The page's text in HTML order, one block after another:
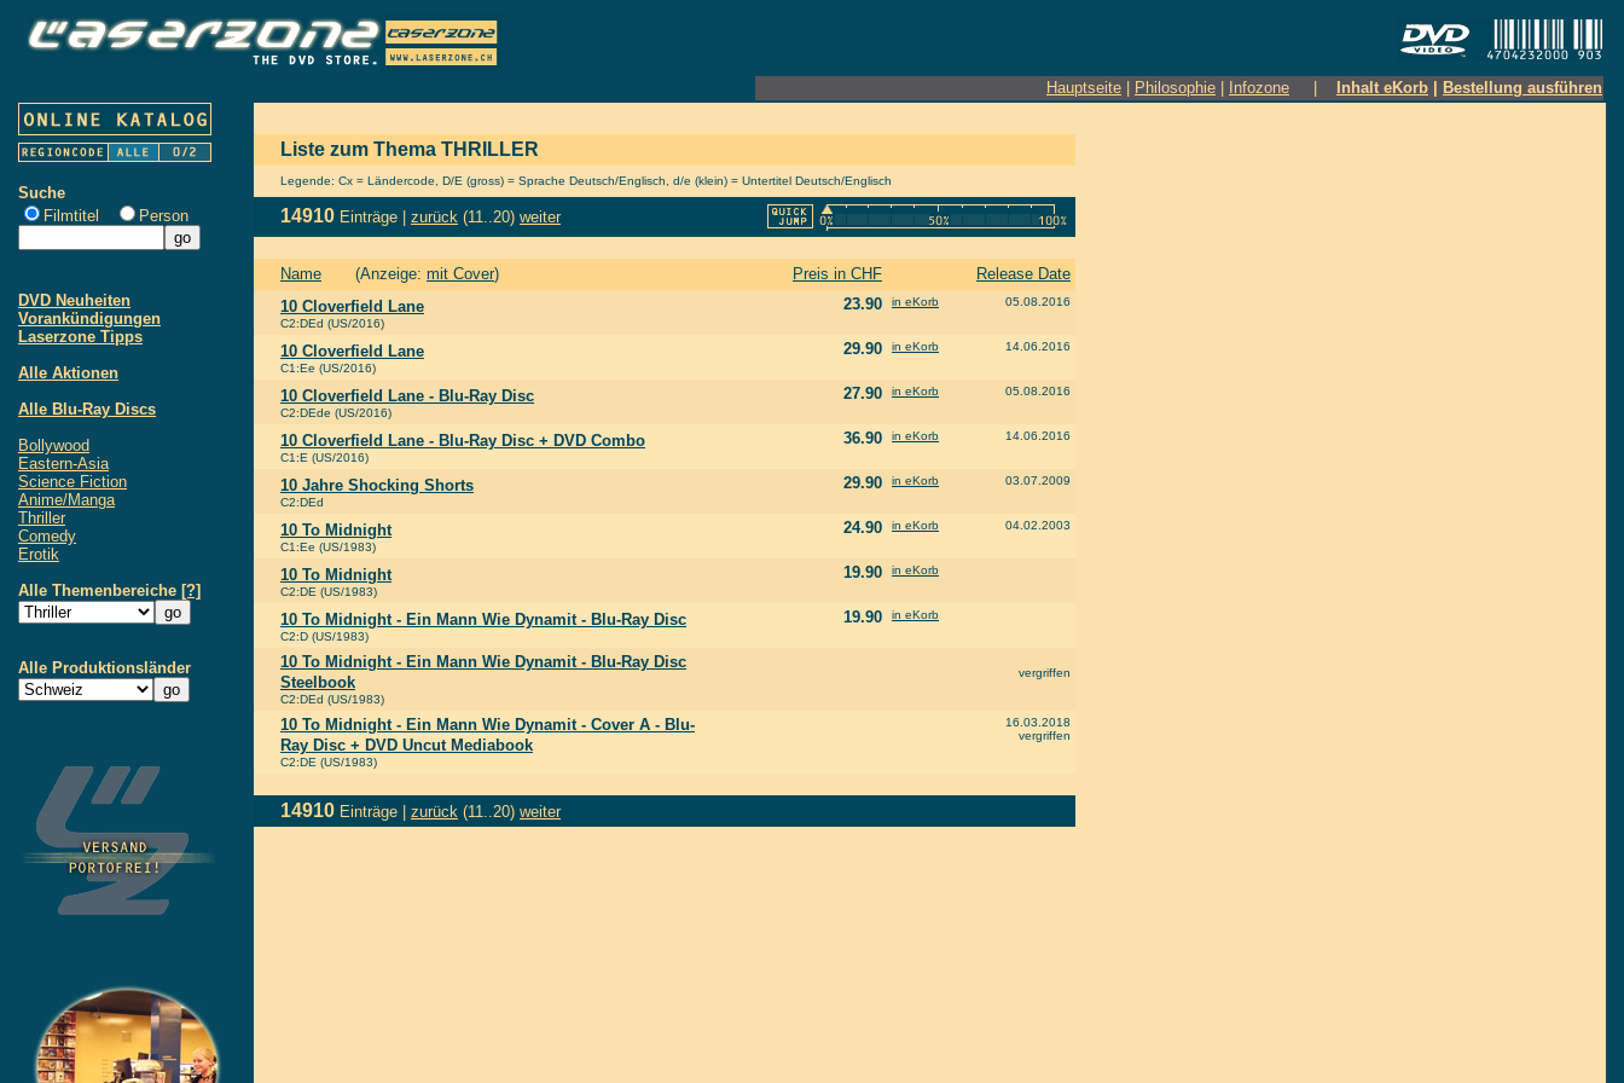
Hauptseite Philosophie Infozone Inhalt eKorb Bestellung ausführen
Suche
Filmtitel
Person
DVD Neuheiten
Vorankündigungen
Laserzone Tipps
Alle Aktionen
Alle Blu-Ray Discs
Bollywood
Eastern-Asia
Science Fiction
Anime/Manga
Thriller
Comedy
Erotik
Alle Themenbereiche [?]
Alle Produktionsländer
Liste zum Thema THRILLER
Legende: Cx = Ländercode, D/E (gross) = Sprache Deutsch/Englisch, d/e (klein) = Untertitel Deutsch/Englisch
14910 Einträge | zurück (11..20) weiter
Name (Anzeige: mit Cover) Preis in CHF
Release Date
10 Cloverfield Lane
C2:DEd (US/2016)
23.90 in eKorb 05.08.2016
10 Cloverfield Lane
C1:Ee (US/2016)
29.90 in eKorb 14.06.2016
10 Cloverfield Lane - Blu-Ray Disc
C2:DEde (US/2016)
27.90 in eKorb 05.08.2016
10 Cloverfield Lane - Blu-Ray Disc + DVD Combo
C1:E (US/2016)
36.90 in eKorb 14.06.2016
10 Jahre Shocking Shorts
C2:DEd
29.90 in eKorb 03.07.2009
10 To Midnight
C1:Ee (US/1983)
24.90 in eKorb 04.02.2003
10 To Midnight
C2:DE (US/1983)
19.90 in eKorb
10 To Midnight - Ein Mann Wie Dynamit - Blu-Ray Disc
C2:D (US/1983)
19.90 in eKorb
10 To Midnight - Ein Mann Wie Dynamit - Blu-Ray Disc
Steelbook
C2:DEd (US/1983)
vergriffen
10 To Midnight - Ein Mann Wie Dynamit - Cover A - Blu-
Ray Disc + DVD Uncut Mediabook
C2:DE (US/1983)
16.03.2018
vergriffen
14910 Einträge | zurück (11..20) weiter